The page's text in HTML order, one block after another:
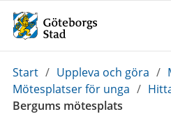
Du
är
här:
Start / Uppleva och göra /
Mötesplatser för unga /
Bergums mötesplats